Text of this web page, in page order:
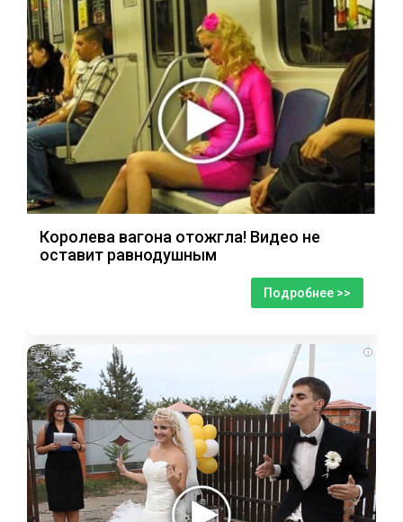
Королева вагона отожгла! Видео не
оставит равнодушным
Подробнее >>
i